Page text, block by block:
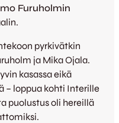
Furuholmin
pyrkivätkin
ja Mika Ojala.
kasassa eikä
loppua kohti Interille
puolustus oli hereillä